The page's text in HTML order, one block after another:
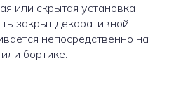
или скрытая установка
закрыт декоративной
непосредственно на
бортике.